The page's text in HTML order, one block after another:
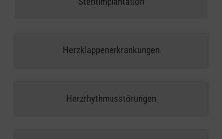
Herzklappenerkrankungen
Herzrhythmusstörungen